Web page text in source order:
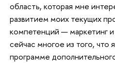
область, которая мне
развитием моих текущих
компетенций — маркетинг
сейчас многое из того, что
программе